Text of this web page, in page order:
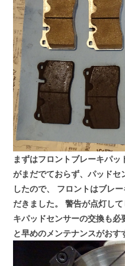
まずはフロントブレーキパッ
がまだでておらず、パッド
したので、
フロントはブレ
だきました。
警告が点灯し
キパッドセンサーの交換も必
と早めのメンテナンスがおす